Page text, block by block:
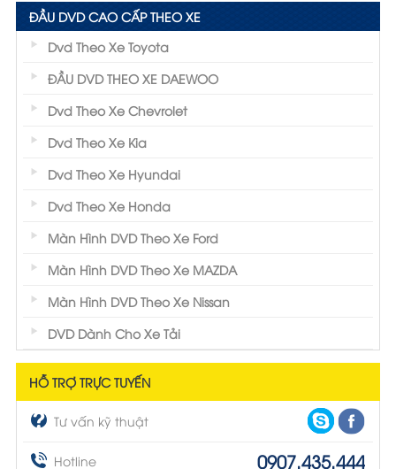
ĐẦU DVD CAO CẤP THEO XE
Dvd Theo Xe Toyota
ĐẦU DVD THEO XE DAEWOO
Dvd Theo Xe Chevrolet
Dvd Theo Xe Kia
Dvd Theo Xe Hyundai
Dvd Theo Xe Honda
Màn Hình DVD Theo Xe Ford
Màn Hình DVD Theo Xe MAZDA
Màn Hình DVD Theo Xe Nissan
DVD Dành Cho Xe Tải
HỖ TRỢ TRỰC TUYẾN
Tư vấn kỹ thuật
Hotline 0907.435.444